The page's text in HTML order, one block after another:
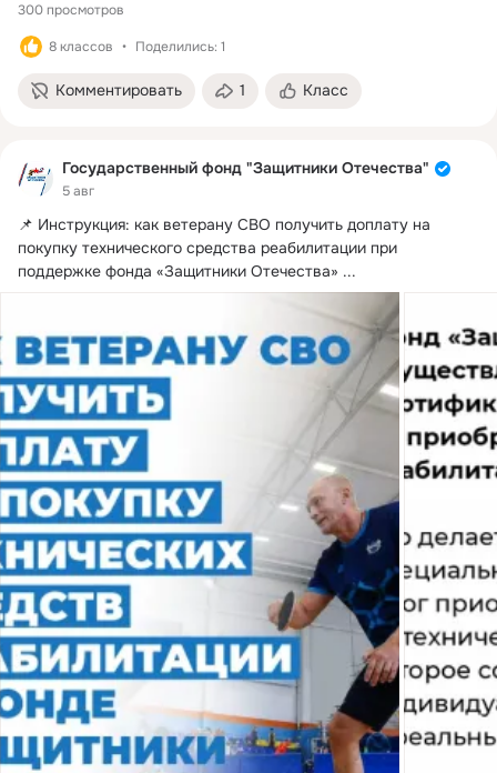
300 просмотров
8 классов Поделились: 1
Комментировать 1 Класс
Государственный фонд "Защитники Отечества"
5 авг
📌 Инструкция: как ветерану СВО получить доплату на
покупку технического средства реабилитации при
поддержке фонда «Защитники Отечества» ...